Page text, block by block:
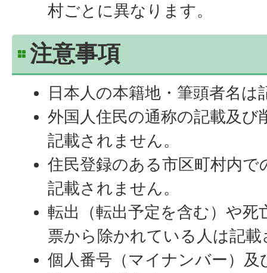
村ごとに異なります。
注意事項
日本人の本籍地・筆頭者名は
外国人住民の通称の記載及び
記載されません。
住民登録のある市区町村内で
記載されません。
転出（転出予定を含む）や死
票から除かれている人は記
個人番号（マイナンバー）及